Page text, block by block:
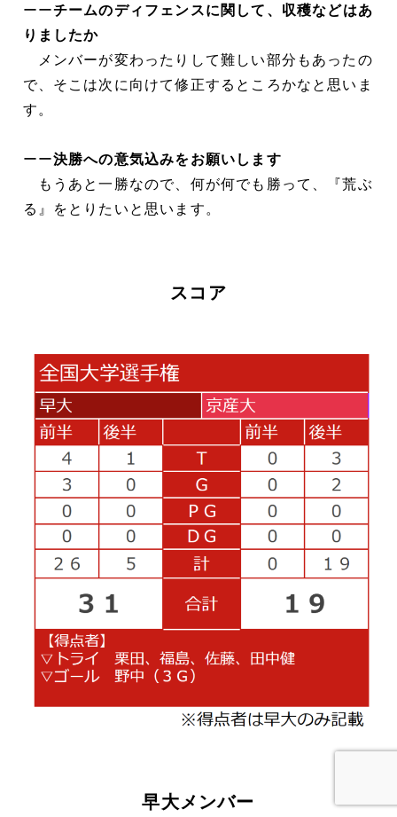
ーーチームのディフェンスに関して、収穫などはあ
りましたか
メンバーが変わったりして難しい部分もあったの
で、そこは次に向けて修正するところかなと思いま
す。
ーー決勝への意気込みをお願いします
もうあと一勝なので、何が何でも勝って、『荒ぶ
る』をとりたいと思います。
スコア
早大メンバー